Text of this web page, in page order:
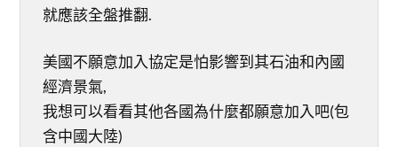
就應該全盤推翻.
美國不願意加入協定是怕影響到其石油和內國
經濟景氣,
我想可以看看其他各國為什麼都願意加入吧(包
含中國大陸)